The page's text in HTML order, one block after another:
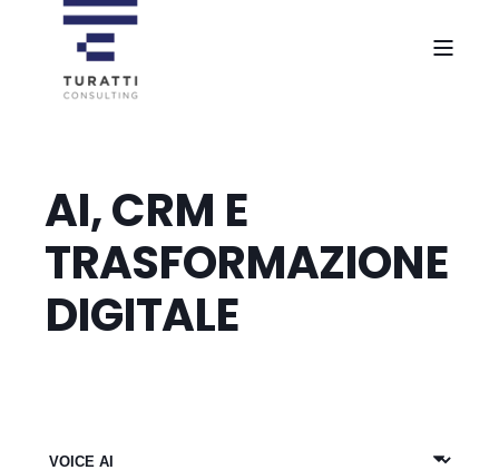
AI, CRM E
TRASFORMAZIONE
DIGITALE